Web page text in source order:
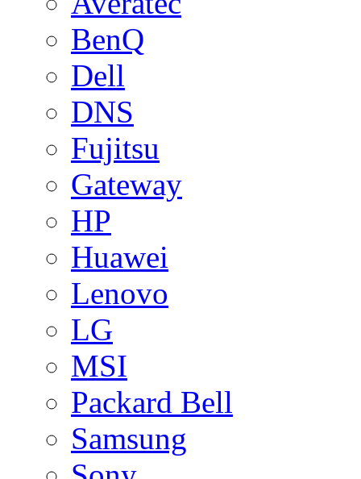
BenQ
Dell
DNS
Fujitsu
Gateway
HP
Huawei
Lenovo
LG
MSI
Packard Bell
Samsung